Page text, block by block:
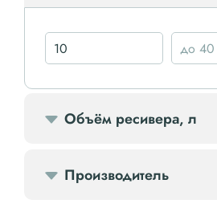
Компрессоры доп.
Объём ресивера, л
Производитель